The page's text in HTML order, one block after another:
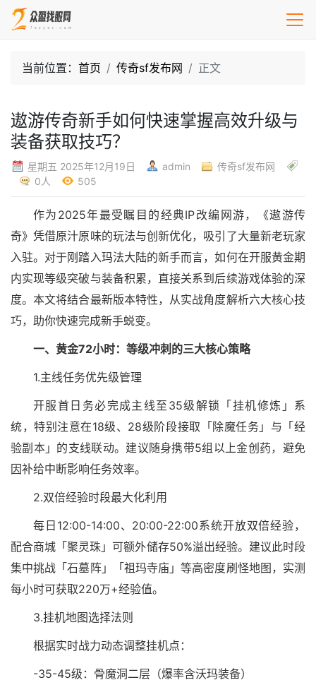
当前位置： 首页 传奇sf发布网 正文
遨游传奇新手如何快速掌握高效升级与
装备获取技巧？
星期五 2025年12月19日 admin
传奇sf发布网
0人
505
作为2025年最受瞩目的经典IP改编网游，《遨游传
奇》凭借原汁原味的玩法与创新优化，吸引了大量新老玩家
入驻。对于刚踏入玛法大陆的新手而言，如何在开服黄金期
内实现等级突破与装备积累，直接关系到后续游戏体验的深
度。本文将结合最新版本特性，从实战角度解析六大核心技
巧，助你快速完成新手蜕变。
一、黄金72小时：等级冲刺的三大核心策略
1.主线任务优先级管理
开服首日务必完成主线至35级解锁「挂机修炼」系
统，特别注意在18级、28级阶段接取「除魔任务」与「经
验副本」的支线联动。建议随身携带5组以上金创药，避免
因补给中断影响任务效率。
2.双倍经验时段最大化利用
每日12:00-14:00、20:00-22:00系统开放双倍经验，
配合商城「聚灵珠」可额外储存50%溢出经验。建议此时段
集中挑战「石墓阵」「祖玛寺庙」等高密度刷怪地图，实测
每小时可获取220万+经验值。
3.挂机地图选择法则
根据实时战力动态调整挂机点：
-35-45级：骨魔洞二层（爆率含沃玛装备）